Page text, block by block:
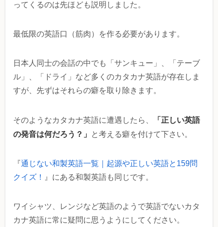
ってくるのは先ほども説明しました。
最低限の英語口（筋肉）を作る必要があります。
日本人同士の会話の中でも「サンキュー」、「テーブ
ル」、「ドライ」など多くのカタカナ英語が存在しま
すが、先ずはそれらの癖を取り除きます。
そのようなカタカナ英語に遭遇したら、
「正しい英語
の発音は何だろう？」
と考える癖を付けて下さい。
『通じない和製英語一覧｜起源や正しい英語と159問
クイズ！
』にある和製英語も同じです。
ワイシャツ、レンジなど英語のようで英語でないカタ
カナ英語に常に疑問に思うようにしてください。